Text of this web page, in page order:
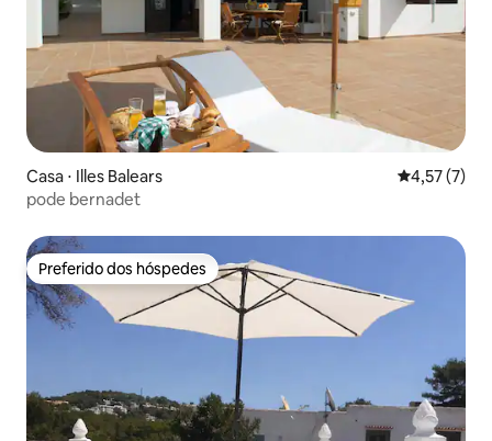
Casa ⋅ Illes Balears 4,57 de
4,57 (7)
pode bernadet
Preferido dos hóspedes
Preferido dos hóspedes